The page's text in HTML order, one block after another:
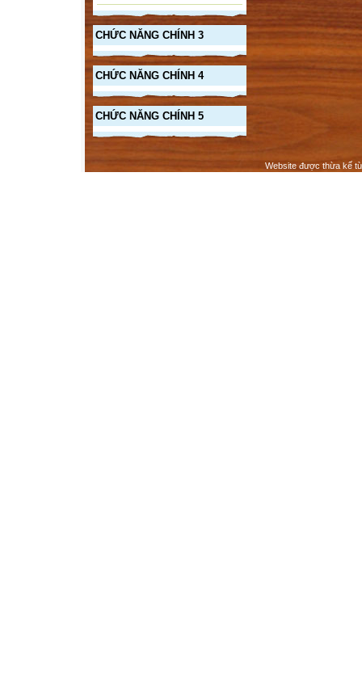
CHỨC NĂNG CHÍNH 3
CHỨC NĂNG CHÍNH 4
CHỨC NĂNG CHÍNH 5
Website được thừa kế